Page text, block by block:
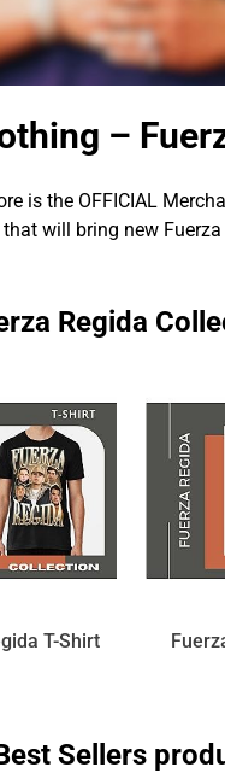
–
is the OFFICIAL
will bring new
Regida
T-Shirt
Sellers